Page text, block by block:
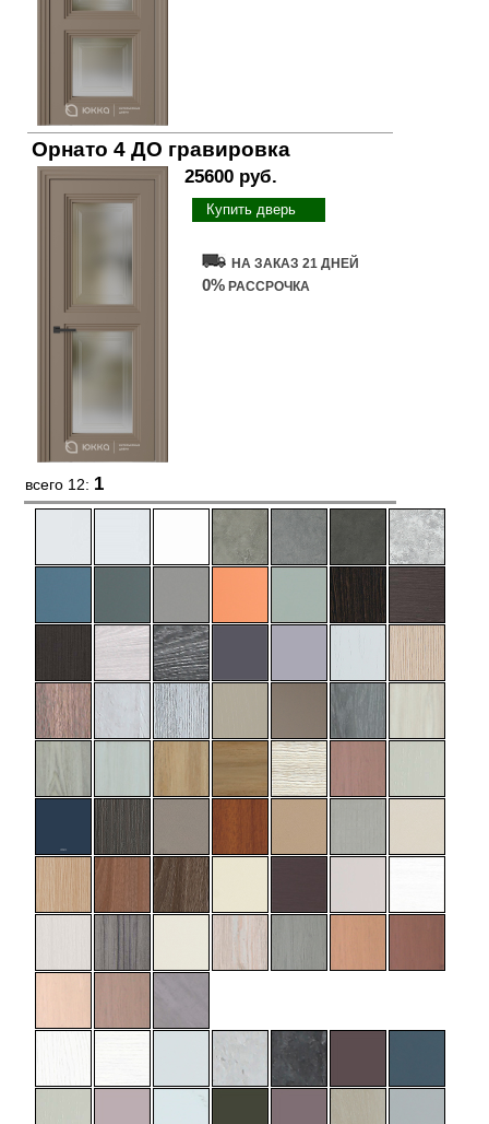
Орнато 4 ДО гравировка
25600 руб.
Купить дверь
НА ЗАКАЗ 21 ДНЕЙ
0% РАССРОЧКА
всего 12: 1